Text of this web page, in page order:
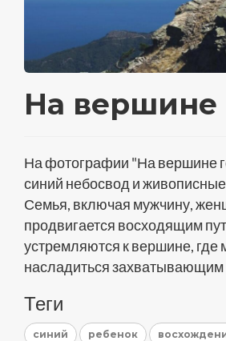
На вершине
На фотографии "На вершине
синий небосвод и
Семья, включая мужчину,
продвигается восходящим
устремляются к вершине, где
насладиться
Теги
синий ребенок